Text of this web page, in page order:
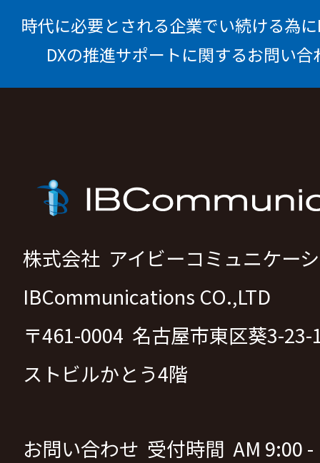
時代に必要とされる企業でい続ける為
DXの推進サポートに関するお問い
株式会社 アイビーコミュニケー
IBCommunications CO.,LTD
〒461-0004 名古屋市東区葵3-23-
ストビルかとう4階
お問い合わせ 受付時間 AM 9:00 -